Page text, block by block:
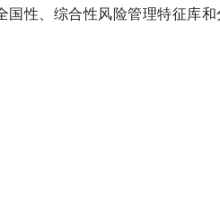
国性、综合性风险管理特征库和